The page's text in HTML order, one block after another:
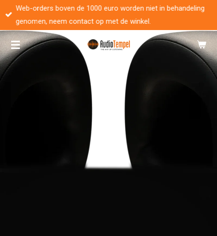
Ga
direct
naar
de
hoofdinhoud
Web-orders boven de 1000 euro worden niet in behandeling
genomen, neem contact op met de winkel.